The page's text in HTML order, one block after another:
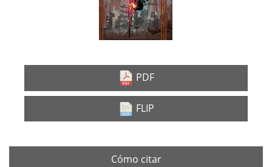
PDF
FLIP
Cómo citar